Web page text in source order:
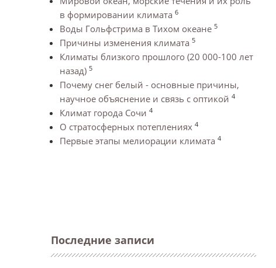
в формировании климата 6
Воды Гольфстрима в Тихом океане 5
Причины изменения климата 5
Климаты близкого прошлого (20 000-100 лет
назад) 5
Почему снег белый - основные причины,
научное объяснение и связь с оптикой 4
Климат города Сочи 4
О стратосферных потеплениях 4
Первые этапы мелиорации климата 4
Последние записи